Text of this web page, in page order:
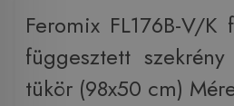
Feromix FL176B-V/
függesztett
tükör (98x50 cm)